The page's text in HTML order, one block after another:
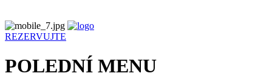
REZERVUJTE
POLEDNÍ MENU